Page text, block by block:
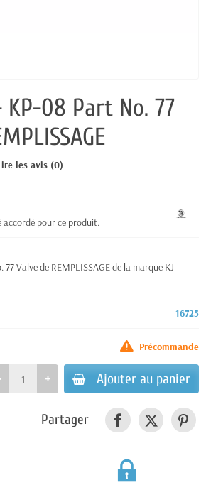
KP-08 Part No. 77
les avis (0)
pour ce produit.
77 Valve de REMPLISSAGE de la marque KJ
16725
Précommande
Ajouter au panier
Partager